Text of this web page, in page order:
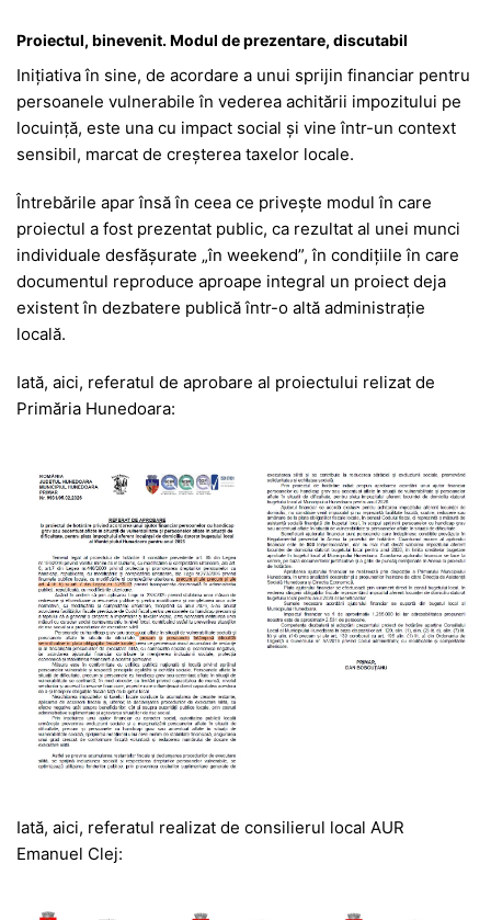
Proiectul, binevenit. Modul de prezentare, discutabil
Inițiativa în sine, de acordare a unui sprijin financiar pentru
persoanele vulnerabile în vederea achitării impozitului pe
locuință, este una cu impact social și vine într-un context
sensibil, marcat de creșterea taxelor locale.
Întrebările apar însă în ceea ce privește modul în care
proiectul a fost prezentat public, ca rezultat al unei munci
individuale desfășurate „în weekend”, în condițiile în care
documentul reproduce aproape integral un proiect deja
existent în dezbatere publică într-o altă administrație
locală.
Iată, aici, referatul de aprobare al proiectului relizat de
Primăria Hunedoara:
Iată, aici, referatul realizat de consilierul local AUR
Emanuel Clej: